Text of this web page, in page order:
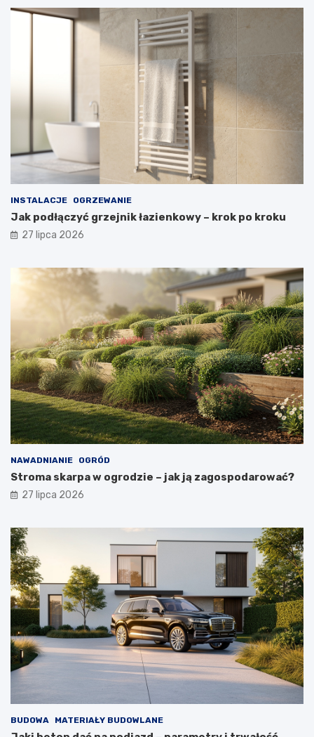
INSTALACJE OGRZEWANIE
Jak podłączyć grzejnik łazienkowy – krok po kroku
27 lipca 2026
NAWADNIANIE OGRÓD
Stroma skarpa w ogrodzie – jak ją zagospodarować?
27 lipca 2026
BUDOWA MATERIAŁY BUDOWLANE